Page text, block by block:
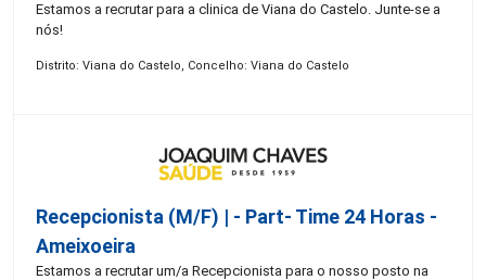
Estamos a recrutar para a clinica de Viana do Castelo. Junte-se a
nós!
Distrito: Viana do Castelo, Concelho: Viana do Castelo
Recepcionista (M/F) | - Part- Time 24 Horas -
Ameixoeira
Estamos a recrutar um/a Recepcionista para o nosso posto na